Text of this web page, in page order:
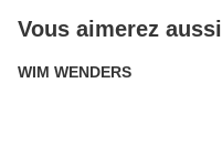
Vous aimerez aussi
WIM WENDERS